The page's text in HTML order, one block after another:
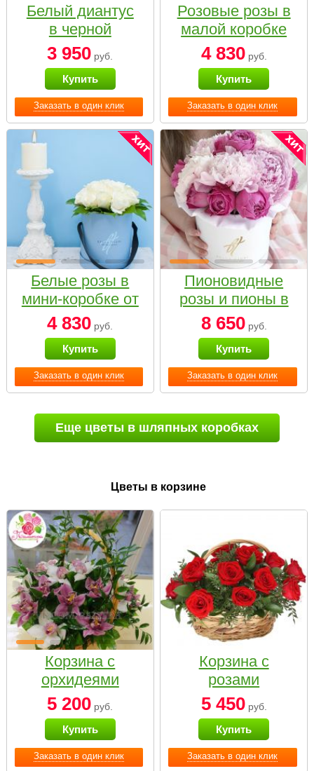
Заказать в один клик
Белый диантус
в черной
коробке Small
3 950 руб.
Купить
Заказать в один клик
Розовые розы в
малой коробке
4 830руб.
Купить
Заказать в один клик
Белые розы в
мини-коробке от
Bella Fiori
4 830 руб.
Купить
Заказать в один клик
Пионовидные
розы и пионы в
белой коробке
Small
8 650руб.
Купить
Еще цветы в шляпных коробках
Цветы в корзине
Заказать в один клик
Корзина с
орхидеями
малая
5 200 руб.
Купить
Заказать в один клик
Корзина с
розами
«Красный
Париж»
5 450руб.
Купить